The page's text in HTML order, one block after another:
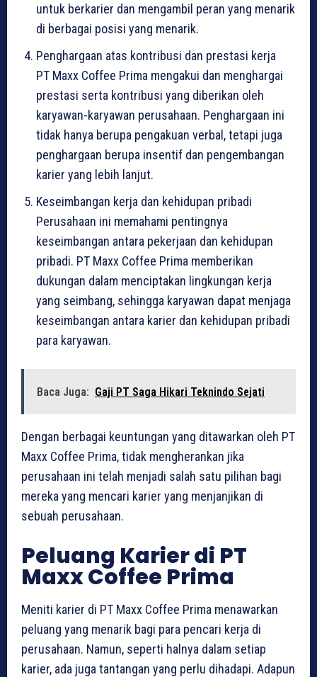
untuk berkarier dan mengambil peran yang menarik
di berbagai posisi yang menarik.
Penghargaan atas kontribusi dan prestasi kerja
PT Maxx Coffee Prima mengakui dan menghargai
prestasi serta kontribusi yang diberikan oleh
karyawan-karyawan perusahaan. Penghargaan ini
tidak hanya berupa pengakuan verbal, tetapi juga
penghargaan berupa insentif dan pengembangan
karier yang lebih lanjut.
Keseimbangan kerja dan kehidupan pribadi
Perusahaan ini memahami pentingnya
keseimbangan antara pekerjaan dan kehidupan
pribadi. PT Maxx Coffee Prima memberikan
dukungan dalam menciptakan lingkungan kerja
yang seimbang, sehingga karyawan dapat menjaga
keseimbangan antara karier dan kehidupan pribadi
para karyawan.
Baca Juga: Gaji PT Saga Hikari Teknindo Sejati
Dengan berbagai keuntungan yang ditawarkan oleh PT
Maxx Coffee Prima, tidak mengherankan jika
perusahaan ini telah menjadi salah satu pilihan bagi
mereka yang mencari karier yang menjanjikan di
sebuah perusahaan.
Peluang Karier di PT
Maxx Coffee Prima
Meniti karier di PT Maxx Coffee Prima menawarkan
peluang yang menarik bagi para pencari kerja di
perusahaan. Namun, seperti halnya dalam setiap
karier, ada juga tantangan yang perlu dihadapi. Adapun